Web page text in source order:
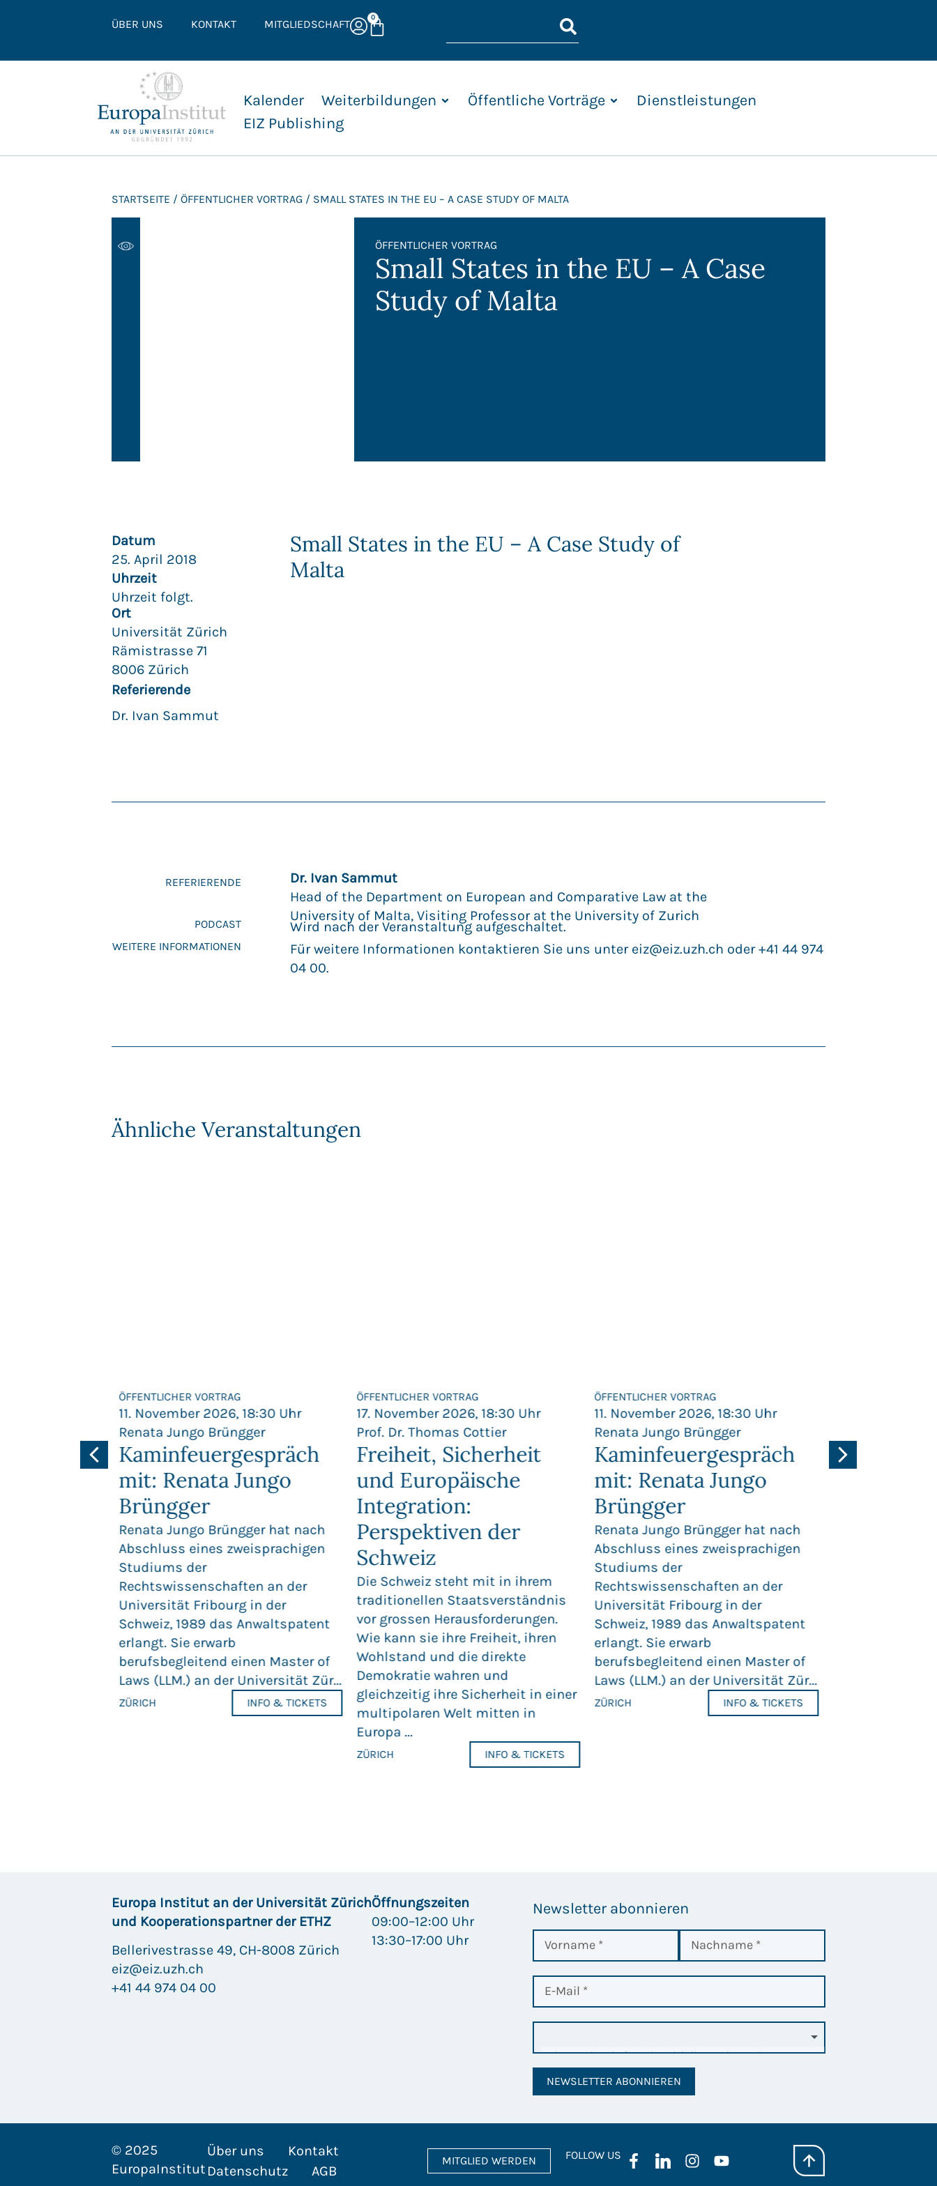
ÜBER UNS KONTAKT MITGLIEDSCHAFT 0
Kalender Weiterbildungen Öffentliche Vorträge
Dienstleistungen
EIZ Publishing
STARTSEITE / ÖFFENTLICHER VORTRAG / SMALL STATES IN THE EU – A CASE STUDY OF MALTA
ÖFFENTLICHER VORTRAG
Small States in the EU – A Case
Study of Malta
Datum
25. April 2018
Uhrzeit
Uhrzeit folgt.
Ort
Universität Zürich
Rämistrasse 71
8006 Zürich
Referierende
Dr. Ivan Sammut
Small States in the EU – A Case Study of
Malta
REFERIERENDE
Dr. Ivan Sammut
Head of the Department on European and Comparative Law at the
University of Malta, Visiting Professor at the University of Zurich
PODCAST Wird nach der Veranstaltung aufgeschaltet.
WEITERE INFORMATIONEN Für weitere Informationen kontaktieren Sie uns unter eiz@eiz.uzh.ch oder +41 44 974
04 00.
Ähnliche Veranstaltungen
ÖFFENTLICHER VORTRAG
11. November 2026, 18:30 Uhr
Renata Jungo Brüngger
Kaminfeuergespräch
mit: Renata Jungo
Brüngger
Renata Jungo Brüngger hat nach
Abschluss eines zweisprachigen
Studiums der
Rechtswissenschaften an der
Universität Fribourg in der
Schweiz, 1989 das Anwaltspatent
erlangt. Sie erwarb
berufsbegleitend einen Master of
Laws (LLM.) an der Universität Zür...
ZÜRICH INFO & TICKETS
ÖFFENTLICHER VORTRAG
17. November 2026, 18:30 Uhr
Prof. Dr. Thomas Cottier
Freiheit, Sicherheit
und Europäische
Integration:
Perspektiven der
Schweiz
Die Schweiz steht mit in ihrem
traditionellen Staatsverständnis
vor grossen Herausforderungen.
Wie kann sie ihre Freiheit, ihren
Wohlstand und die direkte
Demokratie wahren und
gleichzeitig ihre Sicherheit in einer
multipolaren Welt mitten in
Europa ...
ZÜRICH INFO & TICKETS
ÖFFENTLICHER VORTRAG
11. November 2026, 18:30 Uhr
Renata Jungo Brüngger
Kaminfeuergespräch
mit: Renata Jungo
Brüngger
Renata Jungo Brüngger hat nach
Abschluss eines zweisprachigen
Studiums der
Rechtswissenschaften an der
Universität Fribourg in der
Schweiz, 1989 das Anwaltspatent
erlangt. Sie erwarb
berufsbegleitend einen Master of
Laws (LLM.) an der Universität Zür...
ZÜRICH INFO & TICKETS
Freiheit,
Europa Institut an der Universität Zürich
und Kooperationspartner der ETHZ
Bellerivestrasse 49, CH-8008 Zürich
eiz@eiz.uzh.ch
+41 44 974 04 00
Öffnungszeiten
09:00–12:00 Uhr
13:30–17:00 Uhr
Newsletter abonnieren
NEWSLETTER ABONNIEREN
© 2025
EuropaInstitut
Über uns
Kontakt
Datenschutz
AGB
MITGLIED WERDEN FOLLOW US